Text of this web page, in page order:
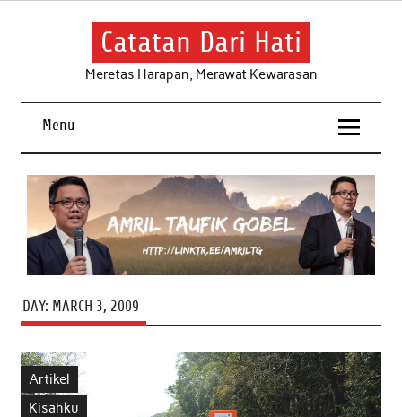
Skip
Catatan Dari Hati
Meretas Harapan, Merawat Kewarasan
Menu
DAY: MARCH 3, 2009
Artikel
Kisahku